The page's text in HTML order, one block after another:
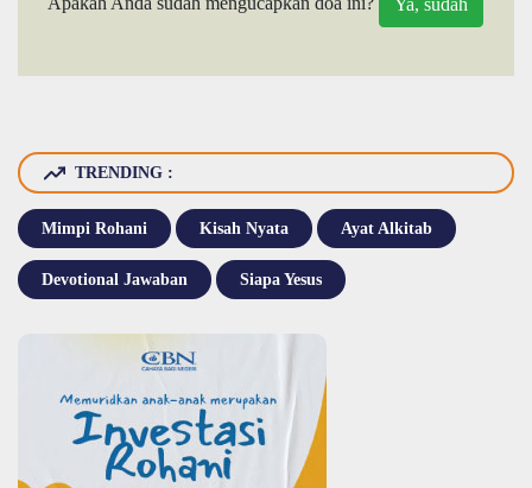
TRENDING :
Mimpi Rohani Kisah Nyata Ayat Alkitab
Devotional Jawaban Siapa Yesus